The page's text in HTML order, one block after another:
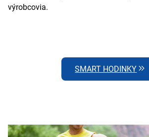
výrobcovia.
SMART HODINKY